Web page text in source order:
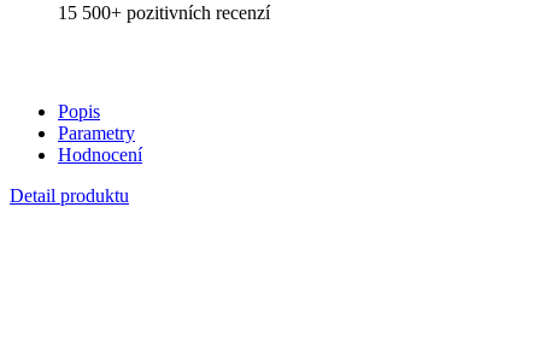
Detail produktu
KAŠPARDámské tričko ALTA dark khaki 44